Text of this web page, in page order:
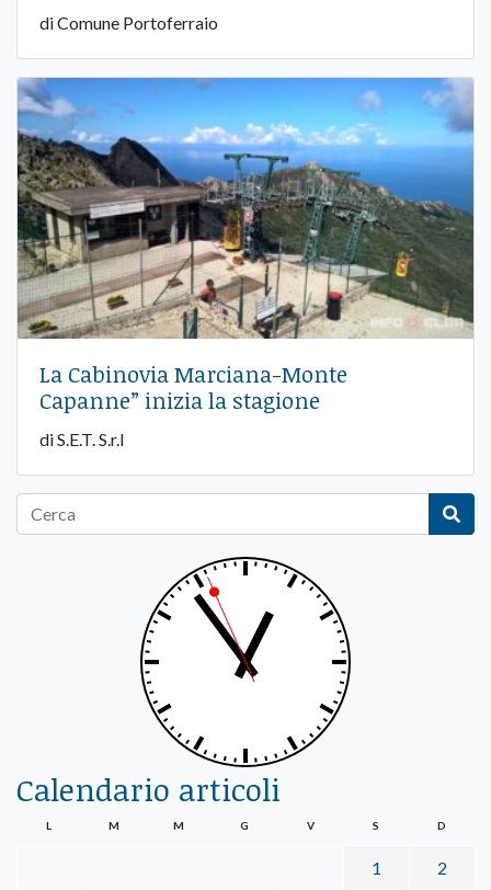
di Comune Portoferraio
La Cabinovia Marciana-Monte
Capanne” inizia la stagione
di S.E.T. S.r.l
Calendario articoli
L M M G V S D
1 2